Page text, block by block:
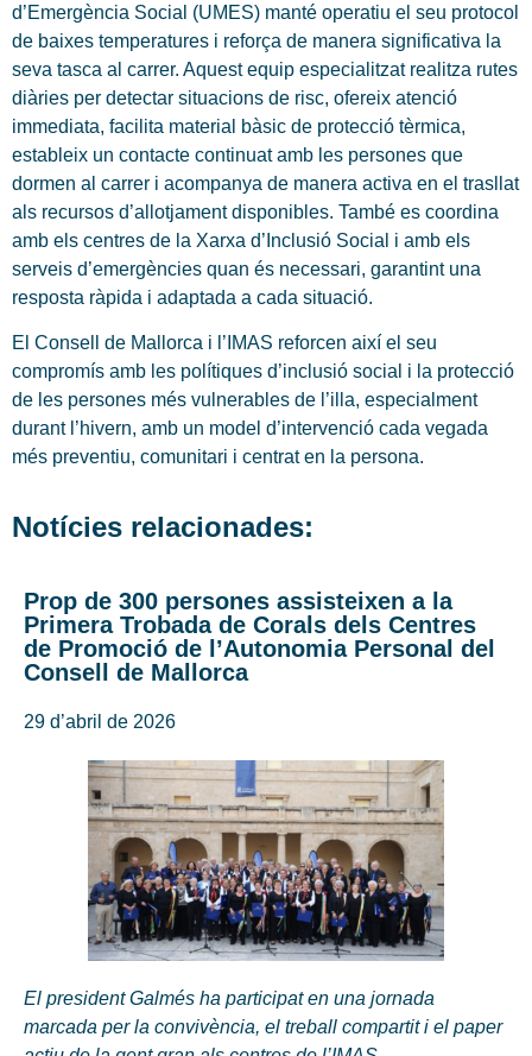
d’Emergència Social (UMES) manté operatiu el seu protocol
de baixes temperatures i reforça de manera significativa la
seva tasca al carrer. Aquest equip especialitzat realitza rutes
diàries per detectar situacions de risc, ofereix atenció
immediata, facilita material bàsic de protecció tèrmica,
estableix un contacte continuat amb les persones que
dormen al carrer i acompanya de manera activa en el trasllat
als recursos d’allotjament disponibles. També es coordina
amb els centres de la Xarxa d’Inclusió Social i amb els
serveis d’emergències quan és necessari, garantint una
resposta ràpida i adaptada a cada situació.
El Consell de Mallorca i l’IMAS reforcen així el seu
compromís amb les polítiques d’inclusió social i la protecció
de les persones més vulnerables de l’illa, especialment
durant l’hivern, amb un model d’intervenció cada vegada
més preventiu, comunitari i centrat en la persona.
Notícies relacionades:
Prop de 300 persones assisteixen a la
Primera Trobada de Corals dels Centres
de Promoció de l’Autonomia Personal del
Consell de Mallorca
29 d’abril de 2026
El president Galmés ha participat en una jornada
marcada per la convivència, el treball compartit i el paper